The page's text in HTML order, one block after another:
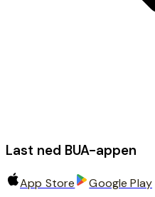
Last ned BUA-appen
App Store Google Play